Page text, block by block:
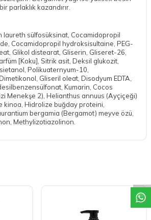
parlaklık kazandırır.
laureth sülfosüksinat, Cocamidopropil
Cocamidopropil hydroksisultaine, PEG-
Glikol distearat, Gliserin, Gliseret-26,
[Koku], Sitrik asit, Deksil glukozit,
Polikuaternyum-10,
Gliseril oleat, Disodyum EDTA,
Kumarin, Cocos
Menekşe 2), Helianthus annuus (Ayçiçeği)
kinoa, Hidrolize buğday proteini,
bergamia (Bergamot) meyve özü,
Methylizotiazolinon.